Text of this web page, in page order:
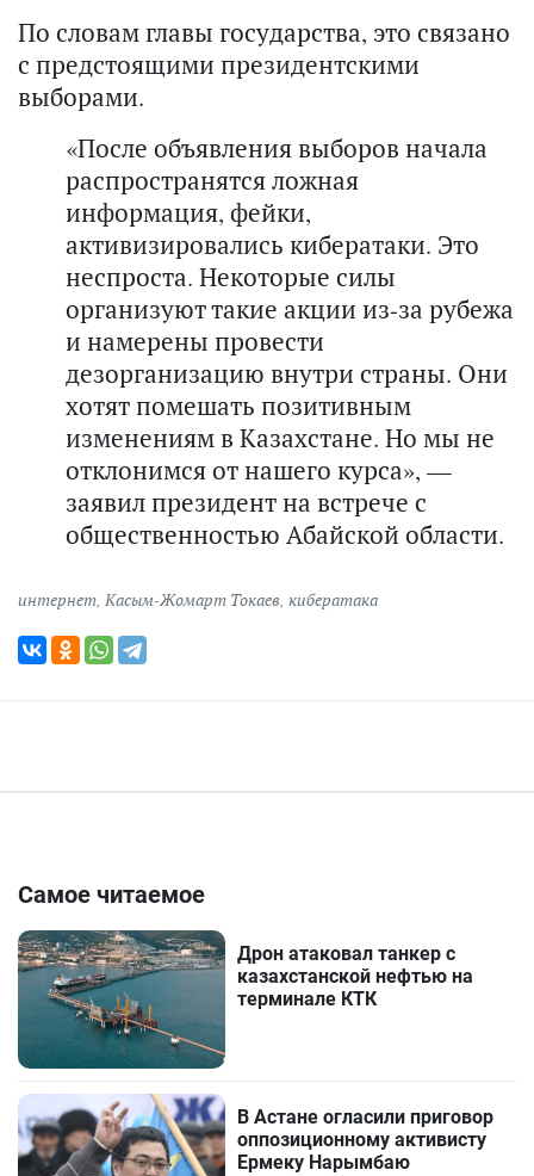
По словам главы государства, это связано
с предстоящими президентскими
выборами.
«После объявления выборов начала
распространятся ложная
информация, фейки,
активизировались кибератаки. Это
неспроста. Некоторые силы
организуют такие акции из-за рубежа
и намерены провести
дезорганизацию внутри страны. Они
хотят помешать позитивным
изменениям в Казахстане. Но мы не
отклонимся от нашего курса», —
заявил президент на встрече с
общественностью Абайской области.
интернет, Касым-Жомарт Токаев, кибератака
Самое читаемое
Дрон атаковал танкер с
казахстанской нефтью на
терминале КТК
В Астане огласили приговор
оппозиционному активисту
Ермеку Нарымбаю